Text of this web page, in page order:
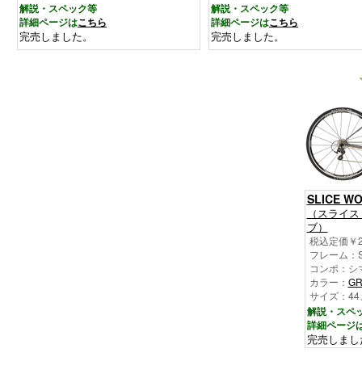
解説・スペック等
詳細ページはこちら
完売しました。
解説・スペック等
詳細ページはこちら
完売しました。
SLICE
（スライ
ブ）
税込定価￥
フレーム：
コンポ：
カラー：
サイズ：44
解説・スペ
詳細ページ
完売しま